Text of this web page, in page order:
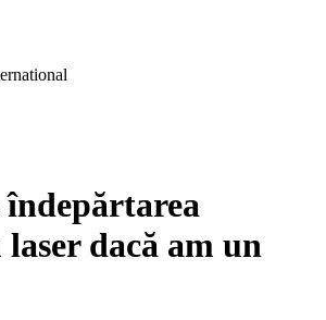
dacă am un